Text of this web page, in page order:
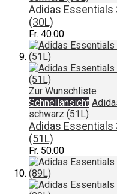
Adidas
(30L)
Fr. 40.00
Zur Wunschliste
Schnellansicht
schwarz (51L)
Adidas
(51L)
Fr. 50.00